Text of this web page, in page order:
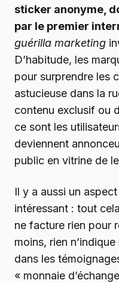
sticker anonyme,
par le premier
guérilla marketing
D’habitude, les
pour surprendre les
astucieuse dans la
contenu exclusif ou
ce sont les
deviennent
public en vitrine de
Il y a aussi un
intéressant : tout
ne facture rien pour
moins, rien
dans les
« monnaie